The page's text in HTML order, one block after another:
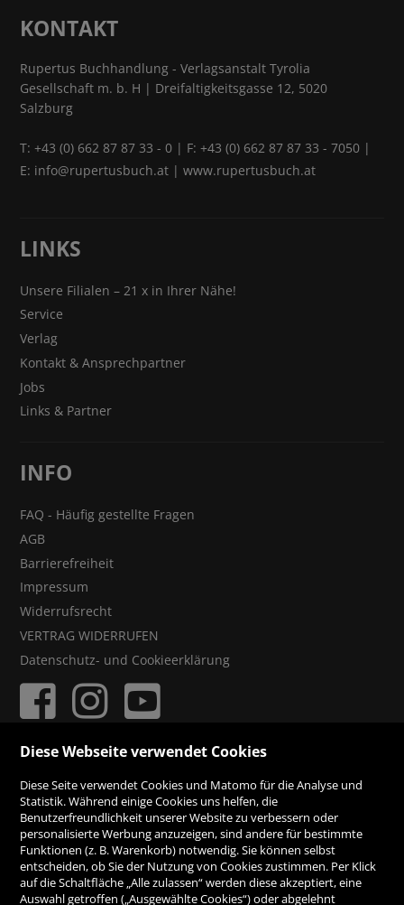
KONTAKT
Rupertus Buchhandlung - Verlagsanstalt Tyrolia
Gesellschaft m. b. H | Dreifaltigkeitsgasse 12, 5020
Salzburg
T:+43 (0) 662 87 87 33 - 0 | F: +43 (0) 662 87 87 33 - 7050 |
E: info@rupertusbuch.at |www.rupertusbuch.at
LINKS
Unsere Filialen – 21 x in Ihrer Nähe!
Service
Verlag
Kontakt & Ansprechpartner
Jobs
Links & Partner
INFO
FAQ - Häufig gestellte Fragen
AGB
Barrierefreiheit
Impressum
Widerrufsrecht
VERTRAG WIDERRUFEN
Datenschutz- und Cookieerklärung
Rechnung
Vorauskasse
Diese Webseite verwendet Cookies
Diese Seite verwendet Cookies und Matomo für die Analyse und
Statistik. Während einige Cookies uns helfen, die
Benutzerfreundlichkeit unserer Website zu verbessern oder
personalisierte Werbung anzuzeigen, sind andere für bestimmte
Funktionen (z. B. Warenkorb) notwendig. Sie können selbst
entscheiden, ob Sie der Nutzung von Cookies zustimmen. Per Klick
auf die Schaltfläche „Alle zulassen“ werden diese akzeptiert, eine
Auswahl getroffen („Ausgewählte Cookies“) oder abgelehnt